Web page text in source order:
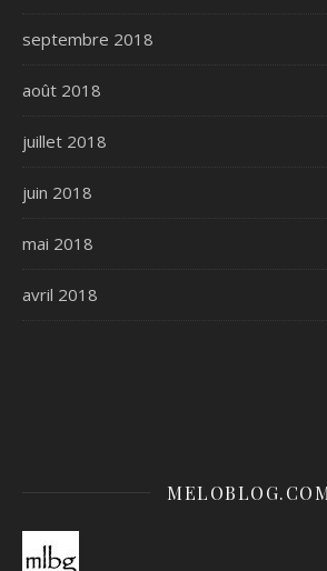
septembre 2018
août 2018
juillet 2018
juin 2018
mai 2018
avril 2018